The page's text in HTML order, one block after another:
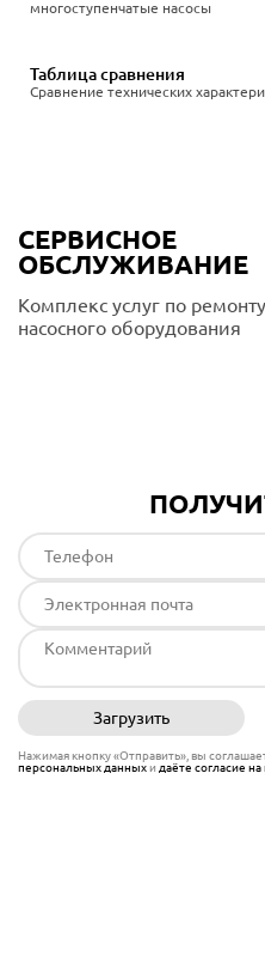
многоступенчатые насосы
Сравнение технических
Таблица сравнения
СЕРВИСНОЕ
ОБСЛУЖИВАНИЕ
Комплекс услуг по ремонту
насосного оборудования
Загрузить
Нажимая кнопку «Отправить», вы
персональных данныхи даёте согласие